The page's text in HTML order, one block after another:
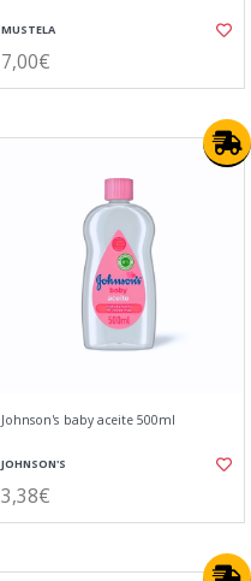
MUSTELA
7,00€
Johnson's baby aceite 500ml
JOHNSON'S
3,38€